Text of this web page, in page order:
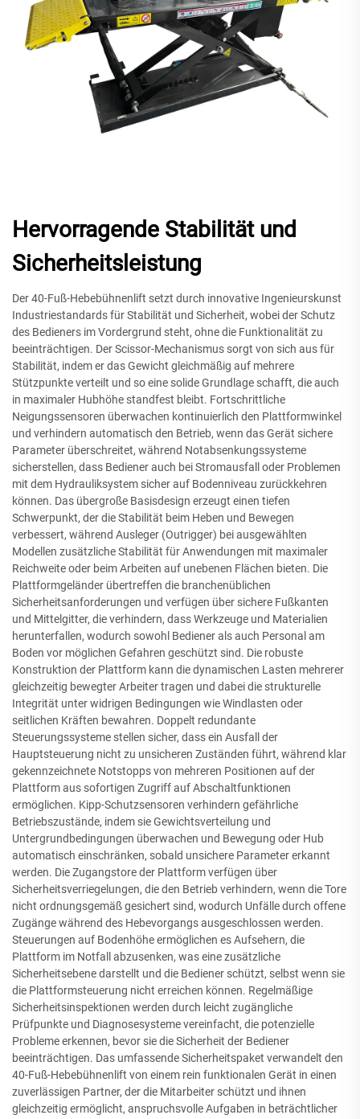
Hervorragende Stabilität und
Sicherheitsleistung
Der 40-Fuß-Hebebühnenlift setzt durch innovative Ingenieurskunst
Industriestandards für Stabilität und Sicherheit, wobei der Schutz
des Bedieners im Vordergrund steht, ohne die Funktionalität zu
beeinträchtigen. Der Scissor-Mechanismus sorgt von sich aus für
Stabilität, indem er das Gewicht gleichmäßig auf mehrere
Stützpunkte verteilt und so eine solide Grundlage schafft, die auch
in maximaler Hubhöhe standfest bleibt. Fortschrittliche
Neigungssensoren überwachen kontinuierlich den Plattformwinkel
und verhindern automatisch den Betrieb, wenn das Gerät sichere
Parameter überschreitet, während Notabsenkungssysteme
sicherstellen, dass Bediener auch bei Stromausfall oder Problemen
mit dem Hydrauliksystem sicher auf Bodenniveau zurückkehren
können. Das übergroße Basisdesign erzeugt einen tiefen
Schwerpunkt, der die Stabilität beim Heben und Bewegen
verbessert, während Ausleger (Outrigger) bei ausgewählten
Modellen zusätzliche Stabilität für Anwendungen mit maximaler
Reichweite oder beim Arbeiten auf unebenen Flächen bieten. Die
Plattformgeländer übertreffen die branchenüblichen
Sicherheitsanforderungen und verfügen über sichere Fußkanten
und Mittelgitter, die verhindern, dass Werkzeuge und Materialien
herunterfallen, wodurch sowohl Bediener als auch Personal am
Boden vor möglichen Gefahren geschützt sind. Die robuste
Konstruktion der Plattform kann die dynamischen Lasten mehrerer
gleichzeitig bewegter Arbeiter tragen und dabei die strukturelle
Integrität unter widrigen Bedingungen wie Windlasten oder
seitlichen Kräften bewahren. Doppelt redundante
Steuerungssysteme stellen sicher, dass ein Ausfall der
Hauptsteuerung nicht zu unsicheren Zuständen führt, während klar
gekennzeichnete Notstopps von mehreren Positionen auf der
Plattform aus sofortigen Zugriff auf Abschaltfunktionen
ermöglichen. Kipp-Schutzsensoren verhindern gefährliche
Betriebszustände, indem sie Gewichtsverteilung und
Untergrundbedingungen überwachen und Bewegung oder Hub
automatisch einschränken, sobald unsichere Parameter erkannt
werden. Die Zugangstore der Plattform verfügen über
Sicherheitsverriegelungen, die den Betrieb verhindern, wenn die Tore
nicht ordnungsgemäß gesichert sind, wodurch Unfälle durch offene
Zugänge während des Hebevorgangs ausgeschlossen werden.
Steuerungen auf Bodenhöhe ermöglichen es Aufsehern, die
Plattform im Notfall abzusenken, was eine zusätzliche
Sicherheitsebene darstellt und die Bediener schützt, selbst wenn sie
die Plattformsteuerung nicht erreichen können. Regelmäßige
Sicherheitsinspektionen werden durch leicht zugängliche
Prüfpunkte und Diagnosesysteme vereinfacht, die potenzielle
Probleme erkennen, bevor sie die Sicherheit der Bediener
beeinträchtigen. Das umfassende Sicherheitspaket verwandelt den
40-Fuß-Hebebühnenlift von einem rein funktionalen Gerät in einen
zuverlässigen Partner, der die Mitarbeiter schützt und ihnen
gleichzeitig ermöglicht, anspruchsvolle Aufgaben in beträchtlicher